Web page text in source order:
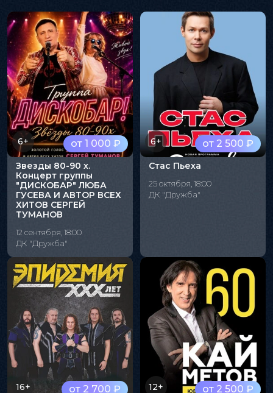
от 1 000 ₽
6+
Звезды 80-90 х.
Концерт группы
"ДИСКОБАР" ЛЮБА
ГУСЕВА И АВТОР ВСЕХ
ХИТОВ СЕРГЕЙ
ТУМАНОВ
12 сентября, 18:00
ДК "Дружба"
от 2 500 ₽
6+
Стас Пьеха
25 октября, 18:00
ДК "Дружба"
от 2 700 ₽
16+ от 2 500 ₽
12+